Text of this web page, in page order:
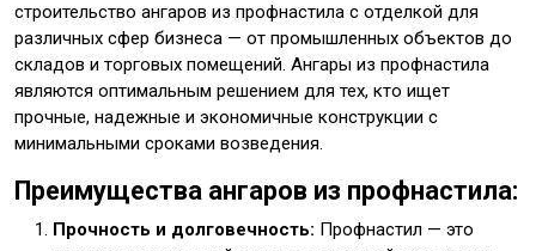
строительство ангаров из профнастила с отделкой для
различных сфер бизнеса — от промышленных объектов до
складов и торговых помещений. Ангары из профнастила
являются оптимальным решением для тех, кто ищет
прочные, надежные и экономичные конструкции с
минимальными сроками возведения.
Преимущества ангаров из профнастила:
Прочность и долговечность: Профнастил — это